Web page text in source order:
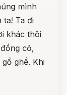
mình
ta! Ta đi
khác thôi
cỏ,
ghề. Khi